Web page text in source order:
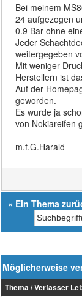
Bei meinem
24 aufgezogen
0.9 Bar ohne
Jeder
weitergegeben
Mit weniger
Herstellern ist
Auf der
geworden.
Es wurde ja
von Nokiareifen
m.f.G.Harald
« Ein Thema
Möglicherweise
Thema / Verfasser